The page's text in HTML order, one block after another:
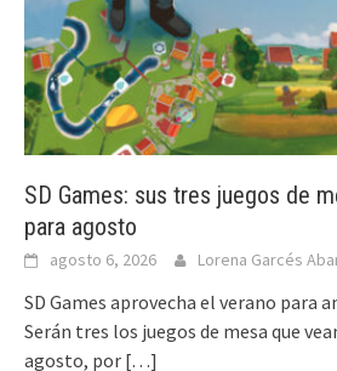
SD Games: sus tres juegos de
para agosto
agosto 6, 2026 Lorena Garcés
SD Games aprovecha el verano para
Serán tres los juegos de mesa que
agosto, por […]